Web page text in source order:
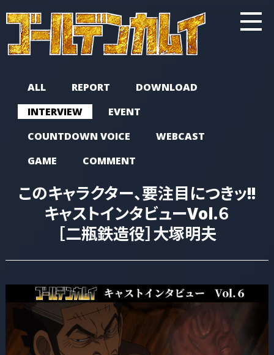
ALL REPORT
DOWNLOAD
INTERVIEW
EVENT
COUNTDOWN VOICE
WEBCAST
GAME
COMMENT
このキャラクター、要注目につきッ!!
キャストインタビューVol.６
［二瓶鉄造役］大塚明夫